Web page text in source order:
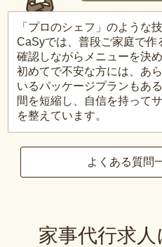
「プロのシェフ」のような
CaSyでは、普段ご家庭で作
確認しながらメニューを決め
初めてで不安な方には、あ
いるパッケージプランもあ
間を短縮し、自信を持って
を整えています。
よくある質問
家事代行求